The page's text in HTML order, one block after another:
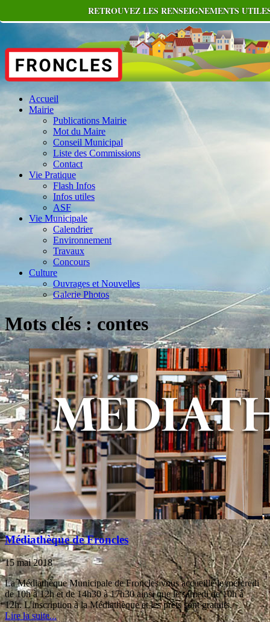
Accueil
Mairie
Publications Mairie
Mot du Maire
Conseil Municipal
Liste des Commissions
Contact
Vie Pratique
Flash Infos
Infos utiles
ASF
Vie Municipale
Calendrier
Environnement
Travaux
Concours
Culture
Ouvrages et Nouvelles
Galerie Photos
Mots clés : contes
Médiathèque de Froncles
15 mai 2018
La Médiathèque Municipale de Froncles vous accueille le mercredi
de 10h à 12h et de 14h30 à 17h30 ainsi que le samedi de 10h à
12h. L'inscription à la Médiathèque et les prêts sont gratuits.
Lire la suite...
RETROUVEZ LES RENSEIGNEMENTS